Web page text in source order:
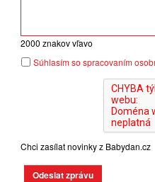
2000 znakov vľavo
Súhlasím so spracovaním
Chci zasílat novinky z Babydan.cz
Odeslat zprávu